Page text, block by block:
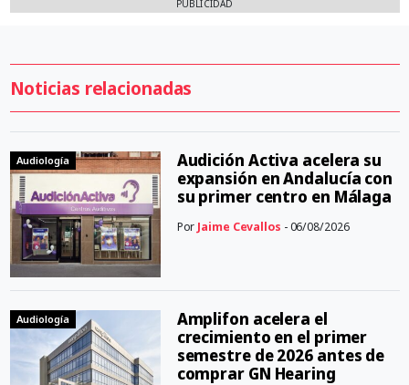
PUBLICIDAD
Noticias relacionadas
Audiología
Audición Activa acelera su
expansión en Andalucía con
su primer centro en Málaga
Por Jaime Cevallos - 06/08/2026
Audiología
Amplifon acelera el
crecimiento en el primer
semestre de 2026 antes de
comprar GN Hearing